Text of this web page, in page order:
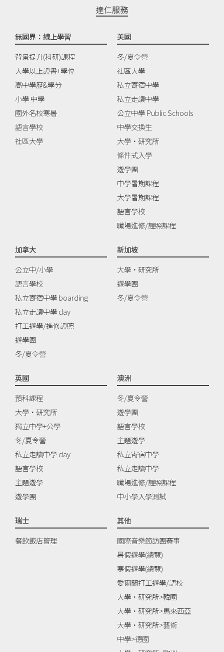
達仁服務
無國界：線上學習
背景提升(科研)課程
大學以上證書+學位
高中學歷&學分
小學 中學
國外名校寒暑
語言學校
社區大學
美國
冬/夏令營
社區大學
私立寄宿中學
私立走讀中學
公立中學 Public Schools
中學交換生
大學‧研究所
條件式入學
遊學團
中學暑期課程
大學暑期課程
語言學校
職場進修/證照課程
加拿大
公立中/小學
語言學校
私立寄宿中學 boarding
私立走讀中學 day
打工遊學/進修證照
遊學團
冬/夏令營
新加坡
大學‧研究所
遊學團
冬/夏令營
英國
預科課程
大學‧研究所
獨立中學+公學
冬/夏令營
私立走讀中學 day
語言學校
主題遊學
遊學團
澳洲
冬/夏令營
遊學團
語言學校
主題遊學
私立寄宿中學
私立走讀中學
職場進修/證照課程
中小學入學測試
瑞士
餐飲飯店管理
其他
國際音樂節訪團賽事
暑假遊學(總覽)
寒假遊學(總覽)
愛爾蘭打工遊學/語校
大學‧研究所>韓國
大學‧研究所>馬來西亞
大學‧研究所>藝術
中學>德國